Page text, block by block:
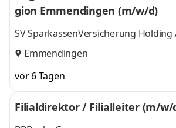
gion Emmendingen (m/w/d)
SV SparkassenVersicherung Holding
Emmendingen
vor 6 Tagen
Filialdirektor / Filialleiter (m/w/